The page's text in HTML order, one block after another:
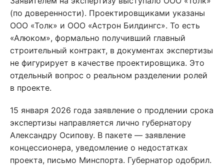
(по доверенности). Проектировщиками указаны
ООО «Толк» и ООО «Астрон Билдингс». То есть
«Алюком», формально получивший главный
строительный контракт, в документах экспертизы
не фигурирует в качестве проектировщика. Это
отдельный вопрос о реальном разделении ролей
в проекте.
15 января 2026 года заявление о продлении срока
экспертизы направляется лично губернатору
Александру Осипову. В пакете — заявление
концессионера, уведомление о недостатках
проекта, письмо Минспорта. Губернатор одобрил.